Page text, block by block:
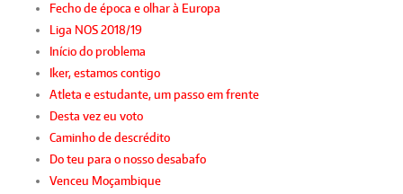
Fecho de época e olhar à Europa
Liga NOS 2018/19
Início do problema
Iker, estamos contigo
Atleta e estudante, um passo em frente
Desta vez eu voto
Caminho de descrédito
Do teu para o nosso desabafo
Venceu Moçambique